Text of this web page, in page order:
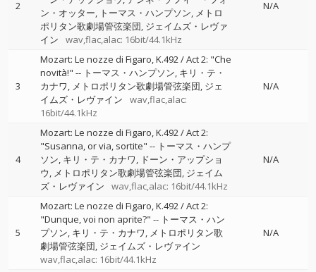
2
ン・オッター
トーマス・ハンプソン メトロ
ポリタン歌劇場管弦楽団 ジェイムズ・レヴァ
イン
wav,flac,alac: 16bit/44.1kHz
N/A
3
Mozart: Le nozze di Figaro, K.492 / Act 2: "Che
novità!" -- トーマス・ハンプソン キリ・テ・
カナワ メトロポリタン歌劇場管弦楽団 ジェ
イムズ・レヴァイン
wav,flac,alac:
16bit/44.1kHz
N/A
4
Mozart: Le nozze di Figaro, K.492 / Act 2:
"Susanna, or via, sortite" -- トーマス・ハンプ
ソン キリ・テ・カナワ
ドーン・アップショ
ウ メトロポリタン歌劇場管弦楽団 ジェイム
ズ・レヴァイン
wav,flac,alac: 16bit/44.1kHz
N/A
5
Mozart: Le nozze di Figaro, K.492 / Act 2:
"Dunque, voi non aprite?" -- トーマス・ハン
プソン キリ・テ・カナワ メトロポリタン歌
劇場管弦楽団 ジェイムズ・レヴァイン
wav,flac,alac: 16bit/44.1kHz
N/A